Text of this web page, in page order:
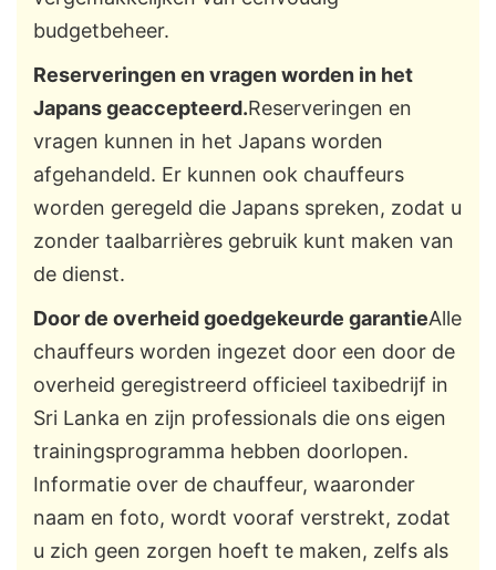
budgetbeheer.
Reserveringen en vragen worden in het
Japans geaccepteerd.Reserveringen en
vragen kunnen in het Japans worden
afgehandeld. Er kunnen ook chauffeurs
worden geregeld die Japans spreken, zodat u
zonder taalbarrières gebruik kunt maken van
de dienst.
Door de overheid goedgekeurde garantieAlle
chauffeurs worden ingezet door een door de
overheid geregistreerd officieel taxibedrijf in
Sri Lanka en zijn professionals die ons eigen
trainingsprogramma hebben doorlopen.
Informatie over de chauffeur, waaronder
naam en foto, wordt vooraf verstrekt, zodat
u zich geen zorgen hoeft te maken, zelfs als